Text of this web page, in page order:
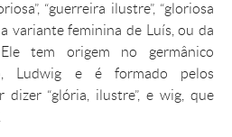
“guerreira ilustre”, “gloriosa
variante feminina de Luís, ou da
tem origem no germânico
Ludwig e é formado pelos
“glória, ilustre”, e wig, que